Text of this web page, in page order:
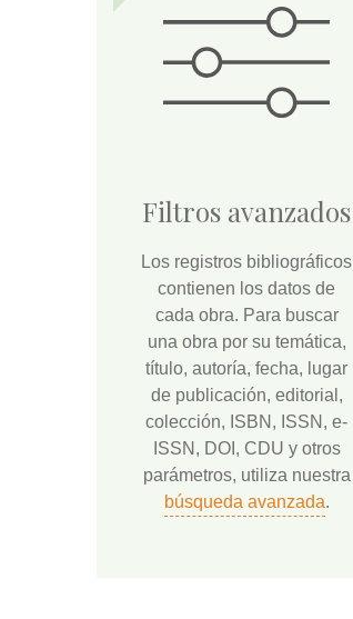
Filtros avanzados
Los registros bibliográficos
contienen los datos de
cada obra. Para buscar
una obra por su temática,
título, autoría, fecha, lugar
de publicación, editorial,
colección, ISBN, ISSN, e-
ISSN, DOI, CDU y otros
parámetros, utiliza nuestra
búsqueda avanzada.